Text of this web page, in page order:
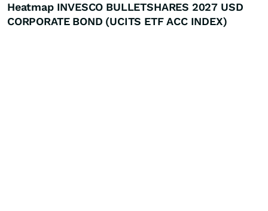
Heatmap INVESCO BULLETSHARES 2027 USD
CORPORATE BOND (UCITS ETF ACC INDEX)